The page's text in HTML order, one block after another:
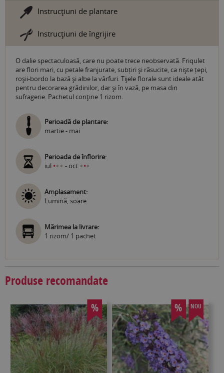
Instrucţiuni de plantare
Instrucţiuni de îngrijire
O dalie spectaculoasă, care nu poate trece neobservată. Friqulet
are flori mari, cu petale franjurate, subțiri și răsucite, ca niște țepi,
roșii-bordo la bază și albe la vârfuri. Tijele florale sunt ideale atât
pentru decorarea grădinilor, dar şi în vază, pe masa din
sufragerie. Pachetul conţine 1 rizom.
Perioadă de plantare:
martie - mai
Perioada de înflorire:
iul ••• - oct •••
Amplasament:
Lumină, soare
Mărimea la livrare:
1 rizom/ 1 pachet
Produse recomandate
% % NOU